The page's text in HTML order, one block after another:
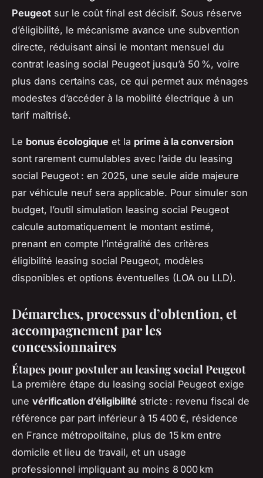
Peugeot sur le coût final est décisif. Sous réserve
d’éligibilité, le mécanisme avance une subvention
directe, réduisant ainsi le montant mensuel du
contrat leasing social Peugeot jusqu’à 50 %, voire
plus dans certains cas, ce qui permet aux ménages
modestes d’accéder à la mobilité électrique à un
tarif maîtrisé.
Le bonus écologique et la prime à la conversion
sont rarement cumulables avec l’aide du leasing
social Peugeot : en 2025, une seule aide majeure
par véhicule neuf sera applicable. Pour simuler son
budget, l’outil simulation leasing social Peugeot
calcule automatiquement le montant estimé,
prenant en compte l’intégralité des critères
éligibilité leasing social Peugeot, modèles
disponibles et options éventuelles (LOA ou LLD).
Démarches, processus d’obtention, et
accompagnement par les
concessionnaires
Étapes pour postuler au leasing social Peugeot
La première étape du leasing social Peugeot exige
une vérification d’éligibilité stricte : revenu fiscal de
référence par part inférieur à 15 400 €, résidence
en France métropolitaine, plus de 15 km entre
domicile et lieu de travail, et un usage
professionnel impliquant au moins 8 000 km